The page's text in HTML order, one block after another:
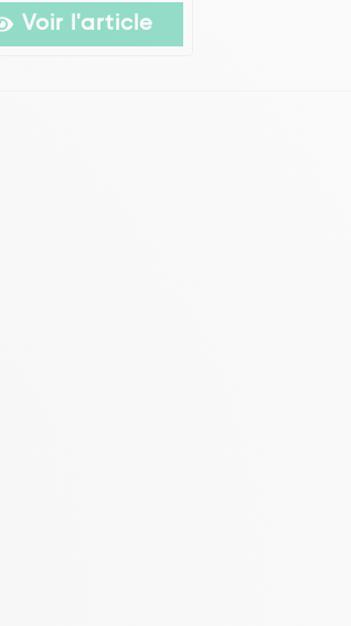
Voir l'article